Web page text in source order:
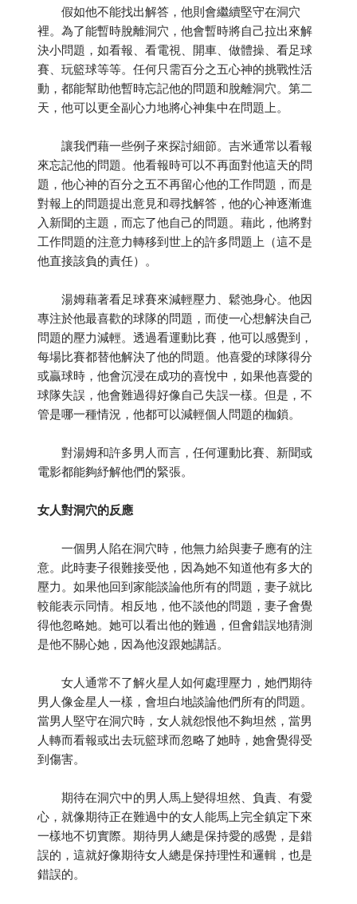
假如他不能找出解答，他則會繼續堅守在洞穴
裡。為了能暫時脫離洞穴，他會暫時將自己拉出來解
決小問題，如看報、看電視、開車、做體操、看足球
賽、玩籃球等等。任何只需百分之五心神的挑戰性活
動，都能幫助他暫時忘記他的問題和脫離洞穴。第二
天，他可以更全副心力地將心神集中在問題上。
讓我們藉一些例子來探討細節。吉米通常以看報
來忘記他的問題。他看報時可以不再面對他這天的問
題，他心神的百分之五不再留心他的工作問題，而是
對報上的問題提出意見和尋找解答，他的心神逐漸進
入新聞的主題，而忘了他自己的問題。藉此，他將對
工作問題的注意力轉移到世上的許多問題上（這不是
他直接該負的責任）。
湯姆藉著看足球賽來減輕壓力、鬆弛身心。他因
專注於他最喜歡的球隊的問題，而使一心想解決自己
問題的壓力減輕。透過看運動比賽，他可以感覺到，
每場比賽都替他解決了他的問題。他喜愛的球隊得分
或贏球時，他會沉浸在成功的喜悅中，如果他喜愛的
球隊失誤，他會難過得好像自己失誤一樣。但是，不
管是哪一種情況，他都可以減輕個人問題的枷鎖。
對湯姆和許多男人而言，任何運動比賽、新聞或
電影都能夠紓解他們的緊張。
女人對洞穴的反應
一個男人陷在洞穴時，他無力給與妻子應有的注
意。此時妻子很難接受他，因為她不知道他有多大的
壓力。如果他回到家能談論他所有的問題，妻子就比
較能表示同情。相反地，他不談他的問題，妻子會覺
得他忽略她。她可以看出他的難過，但會錯誤地猜測
是他不關心她，因為他沒跟她講話。
女人通常不了解火星人如何處理壓力，她們期待
男人像金星人一樣，會坦白地談論他們所有的問題。
當男人堅守在洞穴時，女人就怨恨他不夠坦然，當男
人轉而看報或出去玩籃球而忽略了她時，她會覺得受
到傷害。
期待在洞穴中的男人馬上變得坦然、負責、有愛
心，就像期待正在難過中的女人能馬上完全鎮定下來
一樣地不切實際。期待男人總是保持愛的感覺，是錯
誤的，這就好像期待女人總是保持理性和邏輯，也是
錯誤的。